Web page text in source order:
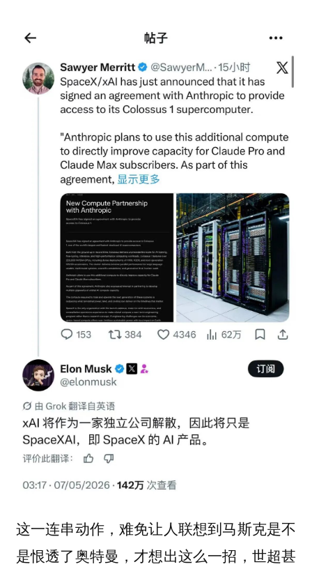
这一连串动作，难免让人联想到马斯克是不
是恨透了奥特曼，才想出这么一招，世超甚